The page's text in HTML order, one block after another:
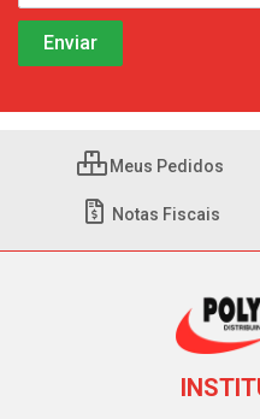
Meus Pedidos
Notas Fiscais